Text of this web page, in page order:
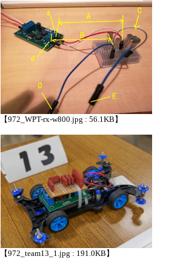
【972_WPT-rx-w800.jpg : 56.1KB】
【972_team13_1.jpg : 191.0KB】